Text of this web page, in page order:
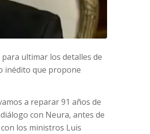
ultimar los detalles de
inédito que propone
a reparar 91 años de
con Neura, antes de
los ministros Luis